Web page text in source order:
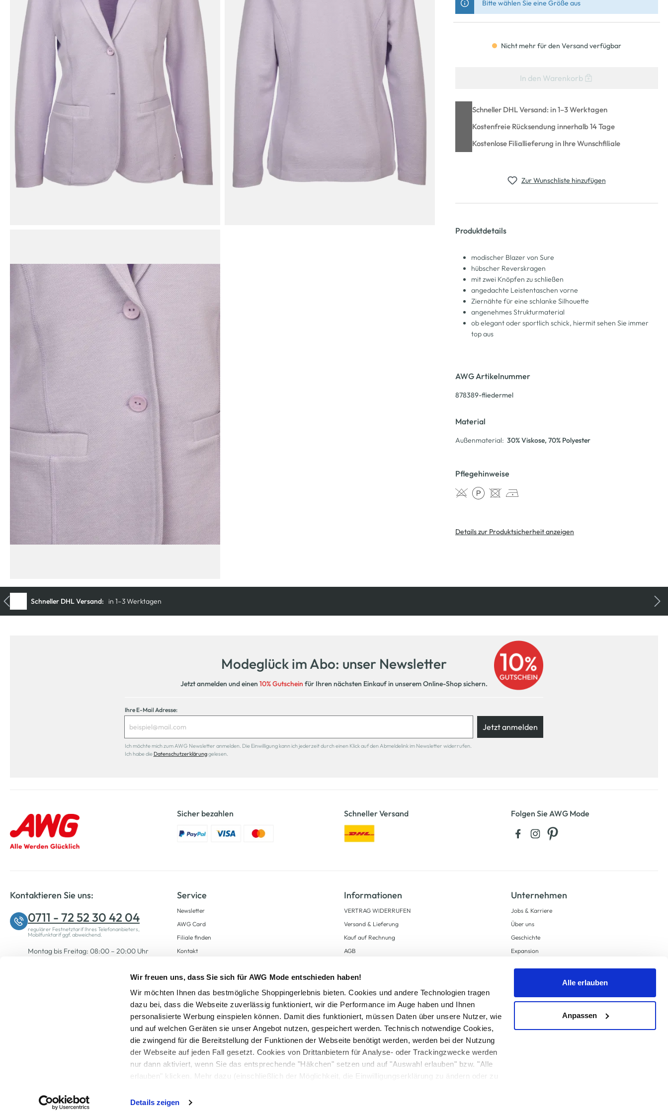
Wir freuen uns, dass Sie sich für AWG Mode entschieden haben!
Wir möchten Ihnen das bestmögliche Shoppingerlebnis bieten. Cookies und andere Technologien tragen
dazu bei, dass die Webseite zuverlässig funktioniert, wir die Performance im Auge haben und Ihnen
personalisierte Werbung einspielen können. Damit dies funktioniert, müssen Daten über unsere Nutzer, wie
und auf welchen Geräten sie unser Angebot nutzen, gespeichert werden. Technisch notwendige Cookies,
die zwingend für die Bereitstellung der Funktionen der Webseite benötigt werden, werden bei der Nutzung
der Webseite auf jeden Fall gesetzt. Cookies von Drittanbietern für Analyse- oder Trackingzwecke werden
nur dann aktiviert, wenn Sie das entsprechende "Häkchen" setzen und auf "Auswahl erlauben" bzw. "Alle
erlauben" klicken. Mehr dazu (einschließlich der Möglichkeit, die Einwilligungserklärung zu ändern oder zu
Details zeigen
Alle erlauben
Anpassen
Bitte wählen Sie eine Größe aus
Nicht mehr für den Versand verfügbar
In den Warenkorb
Schneller DHL Versand: in 1–3 Werktagen
Kostenfreie Rücksendung innerhalb 14 Tage
Kostenlose Filiallieferung in Ihre Wunschfiliale
Zur Wunschliste hinzufügen
Produktdetails
modischer Blazer von Sure
hübscher Reverskragen
mit zwei Knöpfen zu schließen
angedachte Leistentaschen vorne
Ziernähte für eine schlanke Silhouette
angenehmes Strukturmaterial
ob elegant oder sportlich schick, hiermit sehen Sie immer
top aus
AWG Artikelnummer
878389-fliedermel
Material
Außenmaterial: 30% Viskose, 70% Polyester
Pflegehinweise
Details zur Produktsicherheit anzeigen
Modeglück im Abo: unser Newsletter
Jetzt anmelden und einen 10% Gutschein für Ihren nächsten Einkauf in unserem Online-Shop sichern.
Ihre E-Mail Adresse:
Jetzt anmelden
Ich möchte mich zum AWG Newsletter anmelden. Die Einwilligung kann ich jederzeit durch einen Klick auf den Abmeldelink im Newsletter widerrufen.
Ich habe die Datenschutzerklärunggelesen.
Sicher bezahlen Schneller Versand Folgen Sie AWG Mode
Kontaktieren Sie uns:
0711 - 72 52 30 42 04
regulärer Festnetztarif Ihres Telefonanbieters,
Mobilfunktarif ggf. abweichend.
Montag bis Freitag: 08:00 – 20:00 Uhr
Service
Newsletter
AWG Card
Filiale finden
Kontakt
Informationen
VERTRAG WIDERRUFEN
Versand & Lieferung
Kauf auf Rechnung
AGB
Zahlungsarten
Datenschutz
AWG CARD Teilnahmebedingungen
Unternehmen
Jobs & Karriere
Über uns
Geschichte
Expansion
Barrierefreiheit
Alle Preise inkl. gesetzl. Mehrwertsteuer zzgl.